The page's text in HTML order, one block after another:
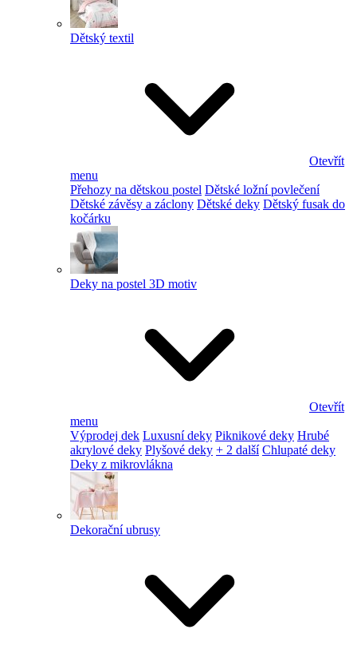
Dětský textil
Otevřít
menu
Přehozy na dětskou postel Dětské ložní povlečení
Dětské závěsy a záclony Dětské deky Dětský fusak do
kočárku
Deky na postel 3D motiv
Otevřít
menu
Výprodej dek Luxusní deky Piknikové deky Hrubé
akrylové deky Plyšové deky + 2 další Chlupaté deky
Deky z mikrovlákna
Dekorační ubrusy